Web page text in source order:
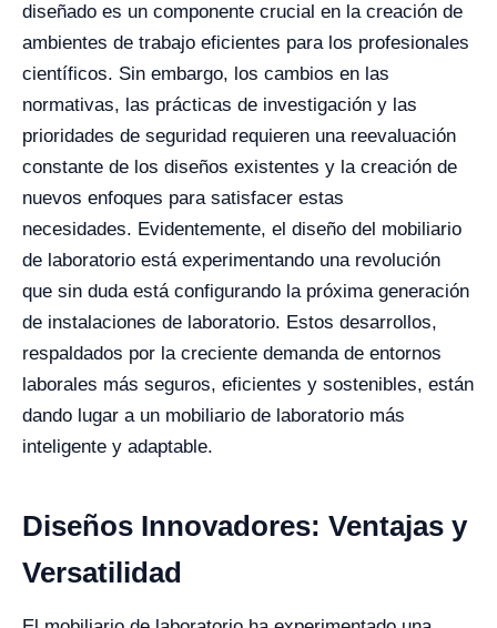
diseñado es un componente crucial en la creación de
ambientes de trabajo eficientes para los profesionales
científicos. Sin embargo, los cambios en las
normativas, las prácticas de investigación y las
prioridades de seguridad requieren una reevaluación
constante de los diseños existentes y la creación de
nuevos enfoques para satisfacer estas
necesidades. Evidentemente, el diseño del mobiliario
de laboratorio está experimentando una revolución
que sin duda está configurando la próxima generación
de instalaciones de laboratorio. Estos desarrollos,
respaldados por la creciente demanda de entornos
laborales más seguros, eficientes y sostenibles, están
dando lugar a un mobiliario de laboratorio más
inteligente y adaptable.
Diseños Innovadores: Ventajas y
Versatilidad